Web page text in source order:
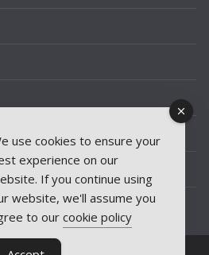
RADIO
use cookies to ensure your
experience on our
If you continue using
website, we'll assume you
to our cookie policy